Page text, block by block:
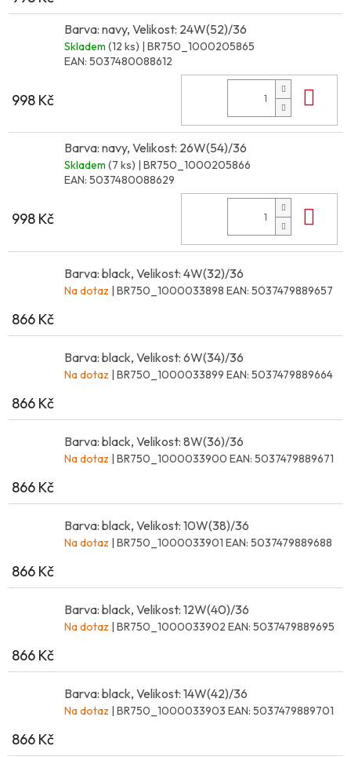
Barva: navy, Velikost: 24W(52)/36
Skladem (12 ks) | BR750_1000205865
EAN: 5037480088612
998 Kč
Barva: navy, Velikost: 26W(54)/36
Skladem (7 ks) | BR750_1000205866
EAN: 5037480088629
998 Kč
Barva: black, Velikost: 4W(32)/36
Na dotaz | BR750_1000033898 EAN: 5037479889657
866 Kč
Barva: black, Velikost: 6W(34)/36
Na dotaz | BR750_1000033899 EAN: 5037479889664
866 Kč
Barva: black, Velikost: 8W(36)/36
Na dotaz | BR750_1000033900 EAN: 5037479889671
866 Kč
Barva: black, Velikost: 10W(38)/36
Na dotaz | BR750_1000033901 EAN: 5037479889688
866 Kč
Barva: black, Velikost: 12W(40)/36
Na dotaz | BR750_1000033902 EAN: 5037479889695
866 Kč
Barva: black, Velikost: 14W(42)/36
Na dotaz | BR750_1000033903 EAN: 5037479889701
866 Kč